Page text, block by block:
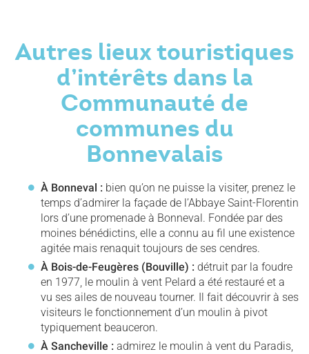
Autres lieux touristiques
d’intérêts dans la
Communauté de
communes du
Bonnevalais
À Bonneval : bien qu’on ne puisse la visiter, prenez le
temps d’admirer la façade de l’Abbaye Saint-Florentin
lors d’une promenade à Bonneval. Fondée par des
moines bénédictins, elle a connu au fil une existence
agitée mais renaquit toujours de ses cendres.
À Bois-de-Feugères (Bouville) : détruit par la foudre
en 1977, le moulin à vent Pelard a été restauré et a
vu ses ailes de nouveau tourner. Il fait découvrir à ses
visiteurs le fonctionnement d’un moulin à pivot
typiquement beauceron.
À Sancheville : admirez le moulin à vent du Paradis,